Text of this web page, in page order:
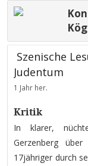
Szenische
Judentum
1 Jahr her.
Kritik
In klarer,
Gerzenberg
17jähriger durch